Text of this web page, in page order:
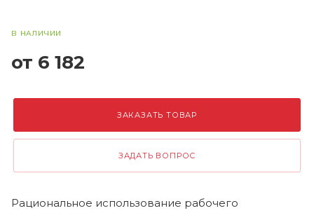
В НАЛИЧИИ
от 6 182
ЗАКАЗАТЬ ТОВАР
ЗАДАТЬ ВОПРОС
Рациональное использование рабочего